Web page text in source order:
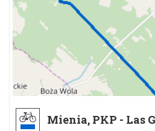
Mienia, PKP - Las